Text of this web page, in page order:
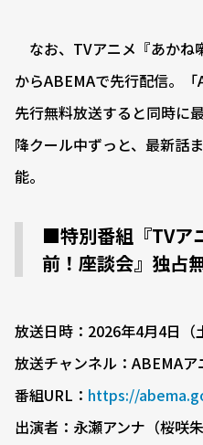
なお、TVアニメ『あかね
からABEMAで先行配信。
先行無料放送すると同時に
降クール中ずっと、最新話
能。
■特別番組『TVア
前！座談会』独
放送日時：2026年4月4日
放送チャンネル：ABEMA
番組URL： https://
出演者：永瀬アンナ（桜咲